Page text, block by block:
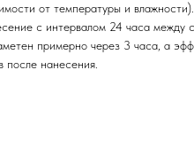
от температуры и влажности).
с интервалом 24 часа между
примерно через 3 часа, а
нанесения.